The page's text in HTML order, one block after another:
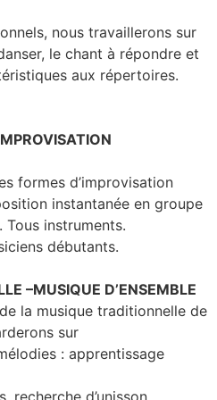
nous travaillerons sur
le chant à répondre et
aux répertoires.
formes d’improvisation
instantanée en groupe
instruments.
débutants.
–MUSIQUE D’ENSEMBLE
la musique traditionnelle de
sur
: apprentissage
recherche d’unisson.